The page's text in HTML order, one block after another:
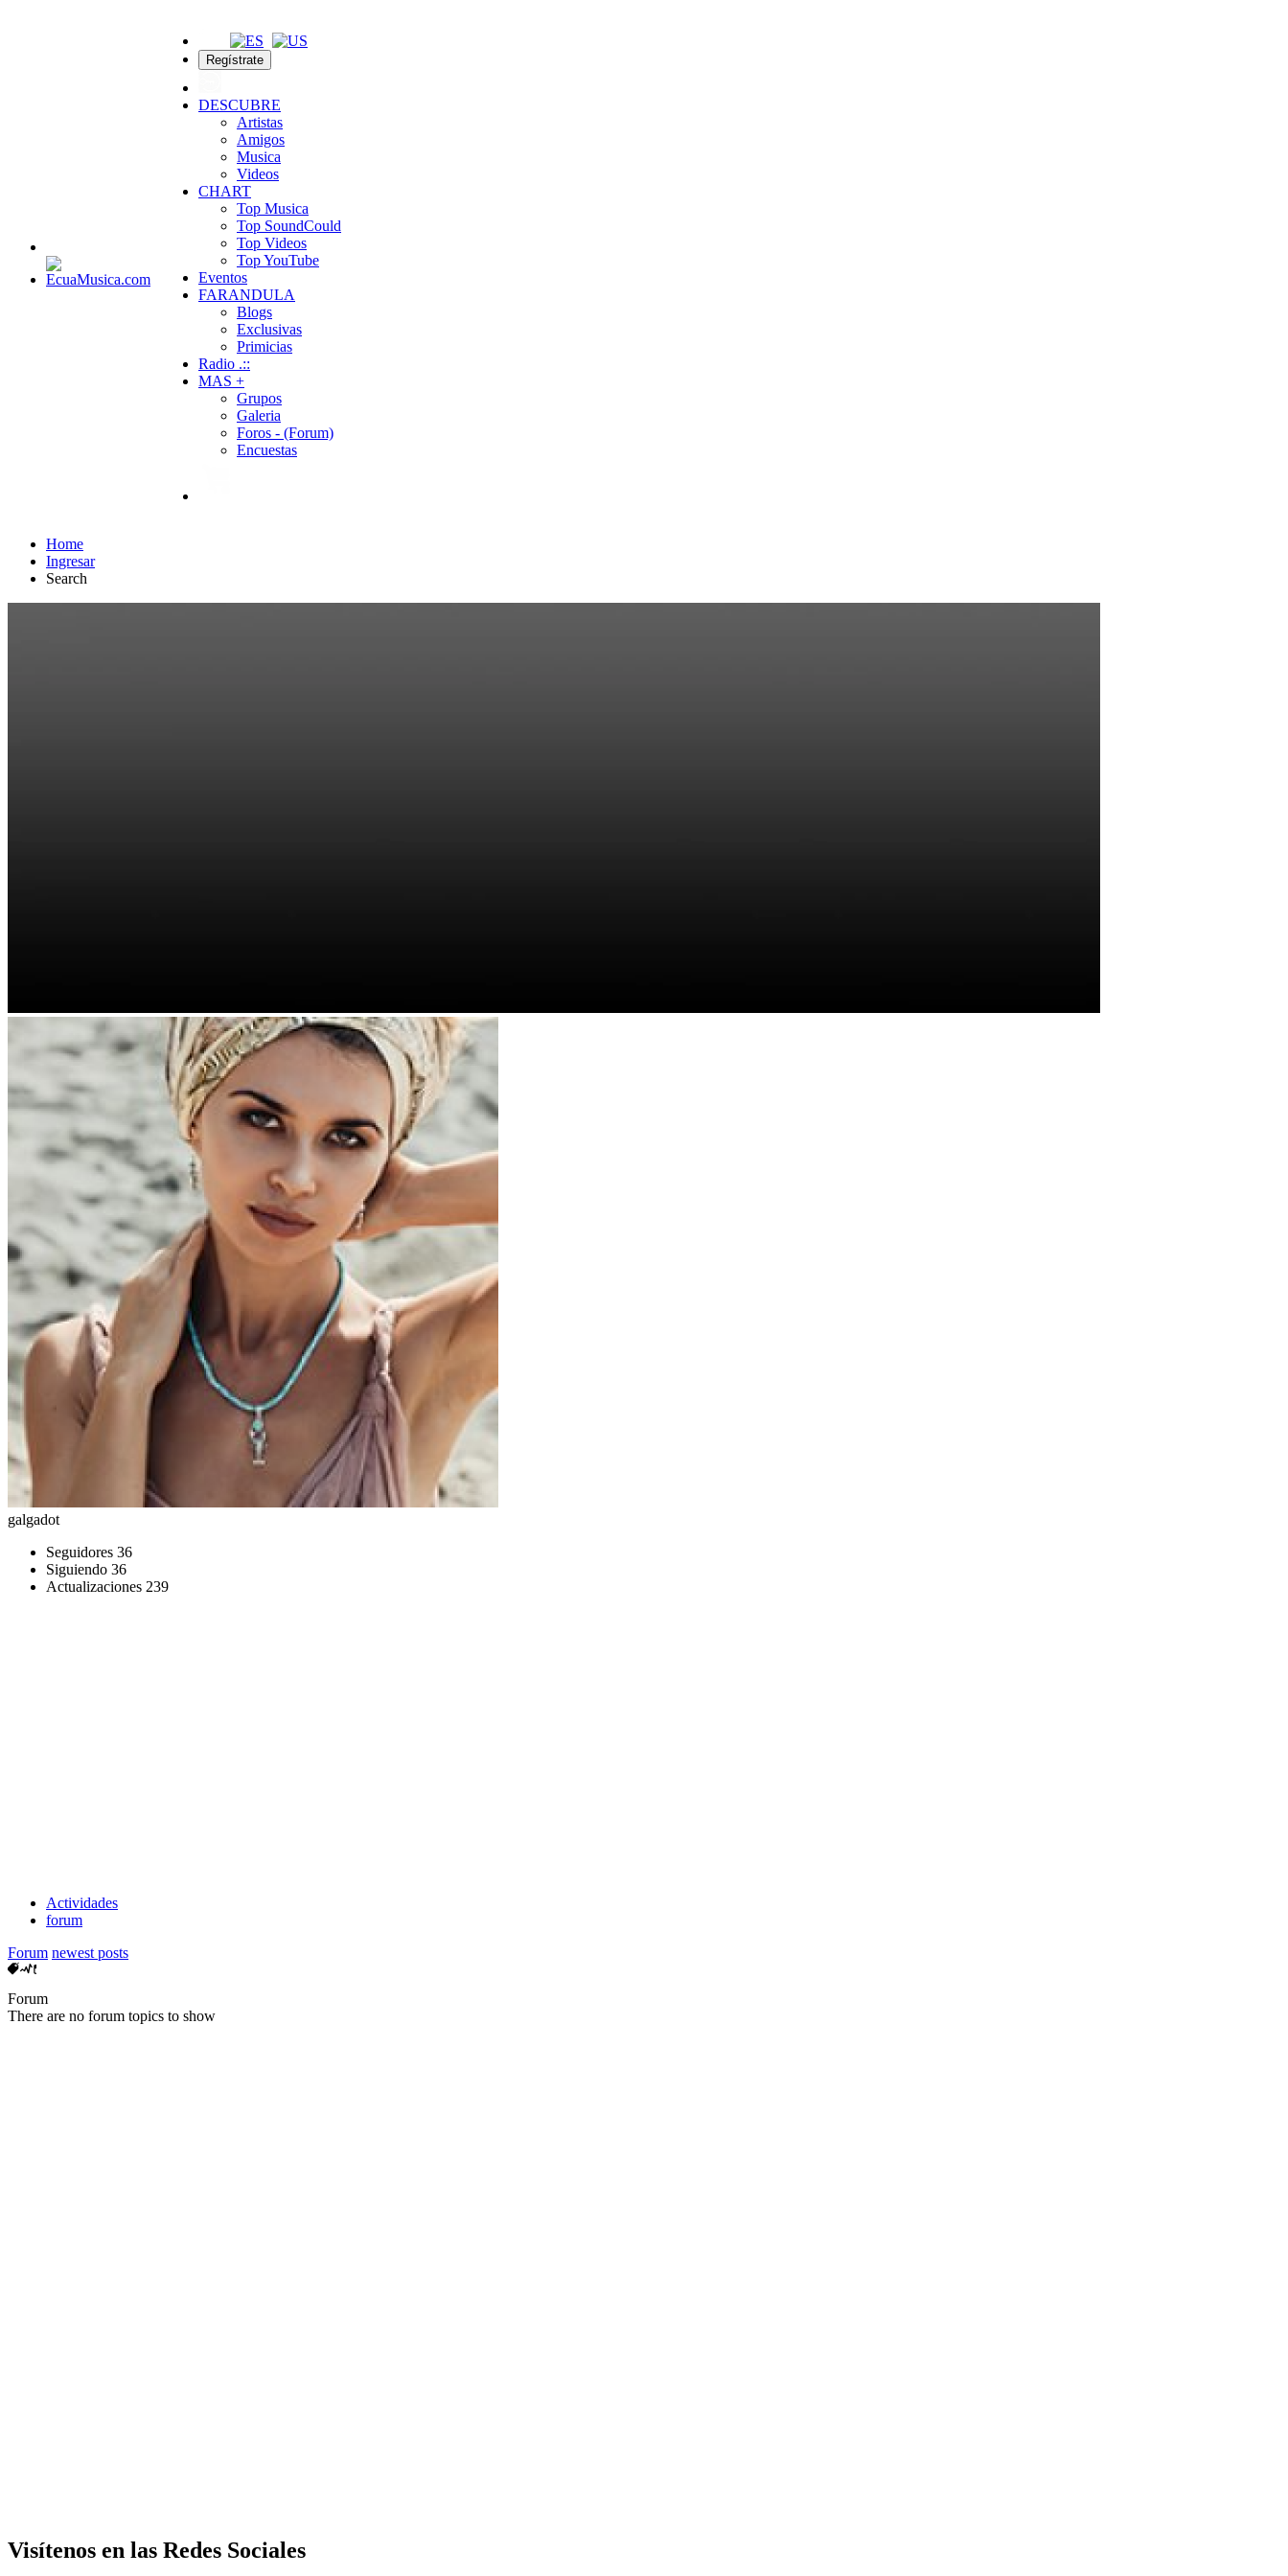
Regístrate
DESCUBRE
Artistas
Amigos
Musica
Videos
CHART
Top Musica
Top SoundCould
Top Videos
Top YouTube
Eventos
FARANDULA
Blogs
Exclusivas
Primicias
Radio .::
MAS +
Grupos
Galeria
Foros - (Forum)
Encuestas
Home
Ingresar
Search
galgadot
Seguidores 36
Siguiendo 36
Actualizaciones 239
Actividades
forum
Forum newest posts
Forum
There are no forum topics to show
Visítenos en las Redes Sociales